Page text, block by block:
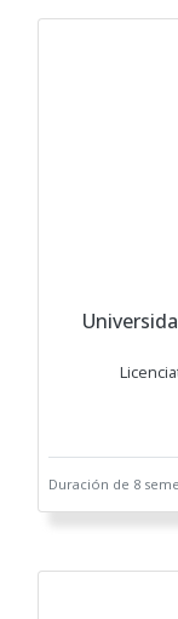
Duración de 8